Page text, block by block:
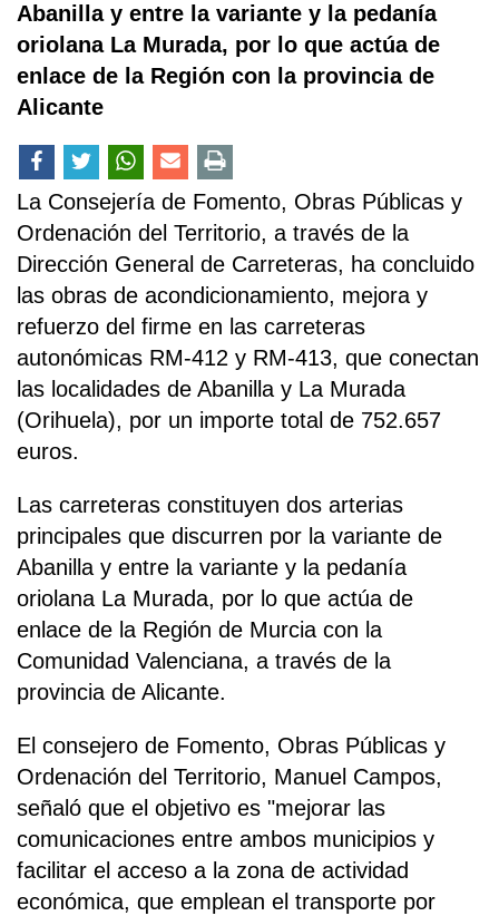
Abanilla y entre la variante y la pedanía
oriolana La Murada, por lo que actúa de
enlace de la Región con la provincia de
Alicante
La Consejería de Fomento, Obras Públicas y
Ordenación del Territorio, a través de la
Dirección General de Carreteras, ha concluido
las obras de acondicionamiento, mejora y
refuerzo del firme en las carreteras
autonómicas RM-412 y RM-413, que conectan
las localidades de Abanilla y La Murada
(Orihuela), por un importe total de 752.657
euros.
Las carreteras constituyen dos arterias
principales que discurren por la variante de
Abanilla y entre la variante y la pedanía
oriolana La Murada, por lo que actúa de
enlace de la Región de Murcia con la
Comunidad Valenciana, a través de la
provincia de Alicante.
El consejero de Fomento, Obras Públicas y
Ordenación del Territorio, Manuel Campos,
señaló que el objetivo es "mejorar las
comunicaciones entre ambos municipios y
facilitar el acceso a la zona de actividad
económica, que emplean el transporte por